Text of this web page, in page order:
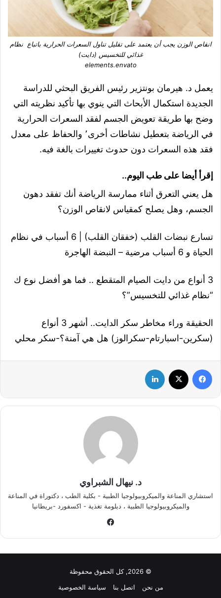
انقاص الوزن يجب أن يعتمد على تقليل تناول السعرات الحرارية باتباع نظام
غذائي للتخسيس (دايت)
elements.envato
يعمل د. هيرمان بونتزير رئيس الفريق البحثي للدراسة
الجديدة استكمال الأبحاث التي ينوي بها تأكيد نظريته التي
وضح بها طريقة تعويض الجسم لفقد السعرات الحرارية
في الرياضة بتعطيل نشاطات أخرى٬ والحفاظ على معدل
فقد هذه السعرات دون حدوث تغييرات بالغة فيه.
إقرأ أيضا على طب اليوم..
هل يعني التعرق أثناء ممارسة الرياضة أنك تفقد دهون
الجسم، وهل يصلح كمقياس لانقاص الوزن؟
تسارع نبضات القلب (خفقان القلب) | 6 أسباب في نظام
الحياة و 6 أسباب مرضية – النبضة الهاجرة
3 أنواع من دايت الصيام المتقطع .. فما هو أفضل نوع ك
“نظام غذائي للتخسيس”؟
الحقيقة وراء مخاطر سكر الدايت.. أشهر 3 أنواع
(سكرين-اسبارتام-سكرالوز) هل هي آمنة؟-سكر محلي
د. نيهال الشبراوي
استشاري المناعة والميكروبيولوجيا الطبية - بكلية الطب ، دكتوراة في المناعة
والميكروبيولوجيا الطبية ، دبلومة تغذية - اكسفورد -بريطانيا
© 2026, كل الحقوق محفوظة
من نحن
اتصل بنا سياسة الخصوصية